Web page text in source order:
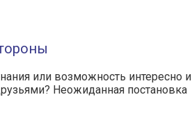
или возможность интересно и
Неожиданная постановка